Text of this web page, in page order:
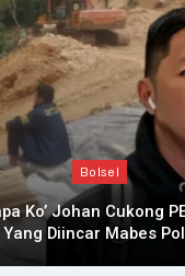
Bolsel
Ko’ Johan Cukong
Yang Diincar Mabes